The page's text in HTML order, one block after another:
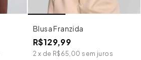
Blusa Franzida
R$129,99
2 x de R$65,00 sem juros